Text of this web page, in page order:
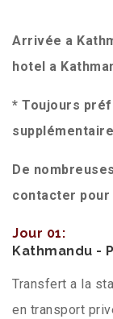
Arrivée a
hotel a
* Toujours
De
contacter
Jour 01:
Kathmandu -
Transfert a la
en transport